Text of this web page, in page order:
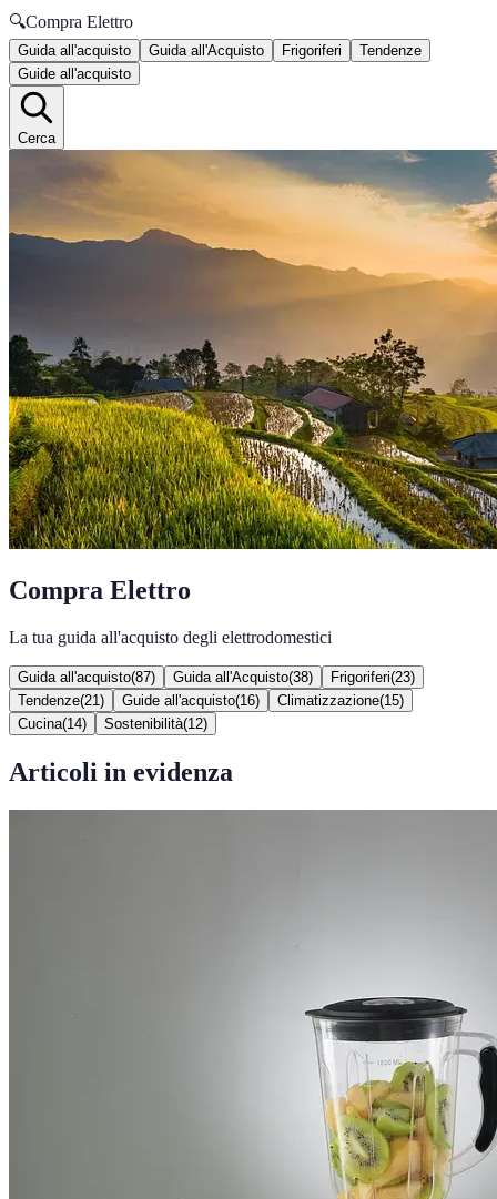
🔍Compra Elettro
Guida all'acquisto Guida all'Acquisto Frigoriferi
Tendenze
Guide all'acquisto
Cerca
Compra Elettro
La tua guida all'acquisto degli elettrodomestici
Guida all'acquisto(87) Guida all'Acquisto(38) Frigoriferi(23)
Tendenze(21 ) Guide all'acquisto(16) Climatizzazione(15)
Cucina(14) Sostenibilità(12)
Articoli in evidenza